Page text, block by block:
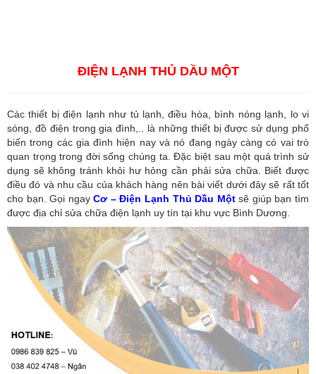
ĐIỆN LẠNH THỦ DẦU MỘT
Các thiết bị điện lạnh như tủ lạnh, điều hòa, bình nóng lạnh, lo vi
sóng, đồ điện trong gia đình,.. là những thiết bị được sử dụng phổ
biến trong các gia đình hiện nay và nó đang ngày càng có vai trò
quan trọng trong đời sống chúng ta. Đặc biệt sau một quá trình sử
dụng sẽ không tránh khỏi hư hỏng cần phải sửa chữa. Biết được
điều đó và nhu cầu của khách hàng nên bài viết dưới đây sẽ rất tốt
cho bạn. Gọi ngayCơ – Điện Lạnh Thủ Dầu Một sẽ giúp bạn tìm
được địa chỉ sửa chữa điện lạnh uy tín tại khu vực Bình Dương.